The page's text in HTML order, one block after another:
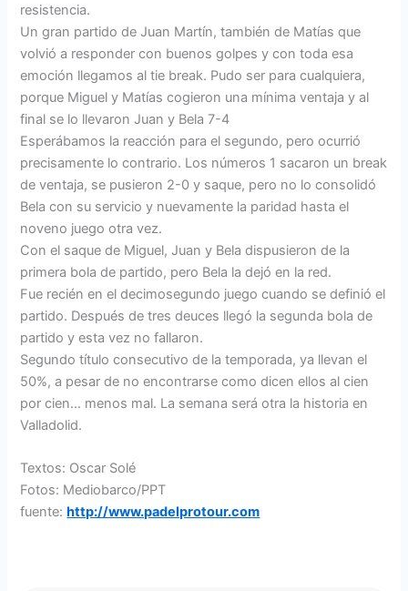
resistencia.
Un gran partido de Juan Martín, también de Matías que
volvió a responder con buenos golpes y con toda esa
emoción llegamos al tie break. Pudo ser para cualquiera,
porque Miguel y Matías cogieron una mínima ventaja y al
final se lo llevaron Juan y Bela 7-4
Esperábamos la reacción para el segundo, pero ocurrió
precisamente lo contrario. Los números 1 sacaron un break
de ventaja, se pusieron 2-0 y saque, pero no lo consolidó
Bela con su servicio y nuevamente la paridad hasta el
noveno juego otra vez.
Con el saque de Miguel, Juan y Bela dispusieron de la
primera bola de partido, pero Bela la dejó en la red.
Fue recién en el decimosegundo juego cuando se definió el
partido. Después de tres deuces llegó la segunda bola de
partido y esta vez no fallaron.
Segundo título consecutivo de la temporada, ya llevan el
50%, a pesar de no encontrarse como dicen ellos al cien
por cien… menos mal. La semana será otra la historia en
Valladolid.
Textos: Oscar Solé
Fotos: Mediobarco/PPT
fuente:http://www.padelprotour.com